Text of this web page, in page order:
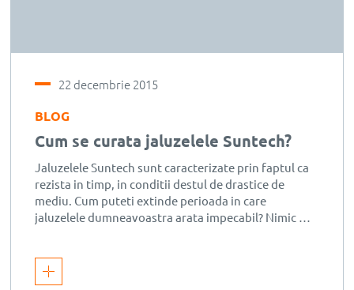
22 decembrie 2015
BLOG
Cum se curata jaluzelele Suntech?
Jaluzelele Suntech sunt caracterizate prin faptul ca
rezista in timp, in conditii destul de drastice de
mediu. Cum puteti extinde perioada in care
jaluzelele dumneavoastra arata impecabil? Nimic mai